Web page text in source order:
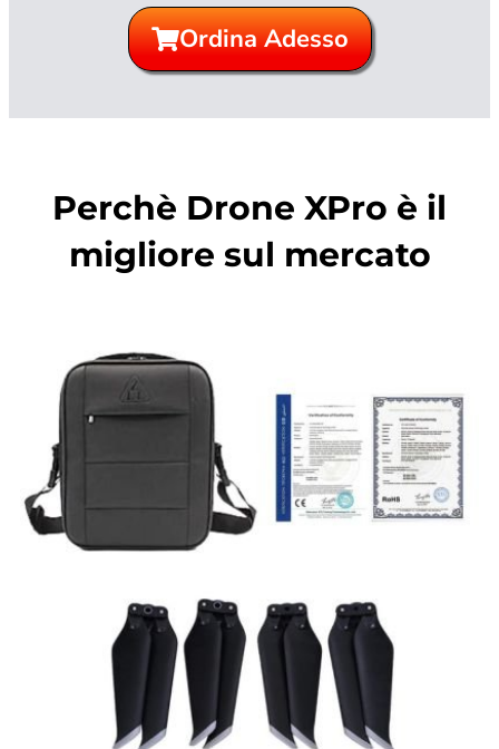
Ordina Adesso
Perchè Drone XPro è il
migliore sul mercato